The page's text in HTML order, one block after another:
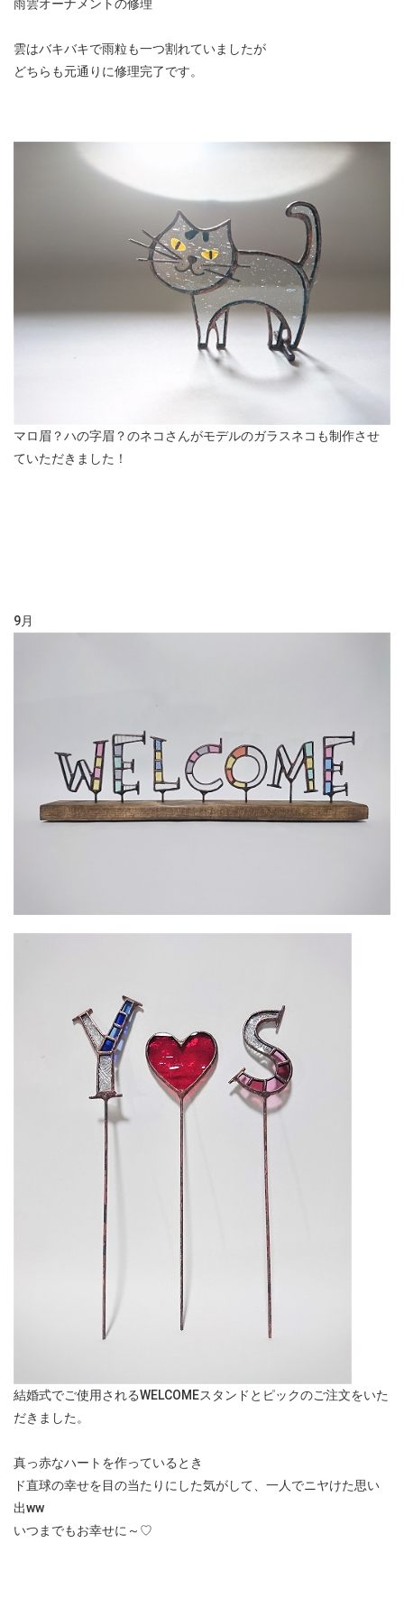
雨雲オーナメントの修理
雲はバキバキで雨粒も一つ割れていましたが
どちらも元通りに修理完了です。
マロ眉？ハの字眉？のネコさんがモデルのガラスネコも制作させ
ていただきました！
9月
結婚式でご使用されるWELCOMEスタンドとピックのご注文をいた
だきました。
真っ赤なハートを作っているとき
ド直球の幸せを目の当たりにした気がして、一人でニヤけた思い
出ww
いつまでもお幸せに～♡